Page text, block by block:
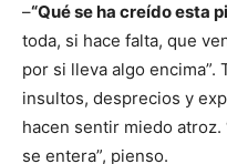
–“Qué se ha creído esta
toda, si hace falta, que
por si lleva algo encima”.
insultos, desprecios y
hacen sentir miedo atroz.
se entera”, pienso.